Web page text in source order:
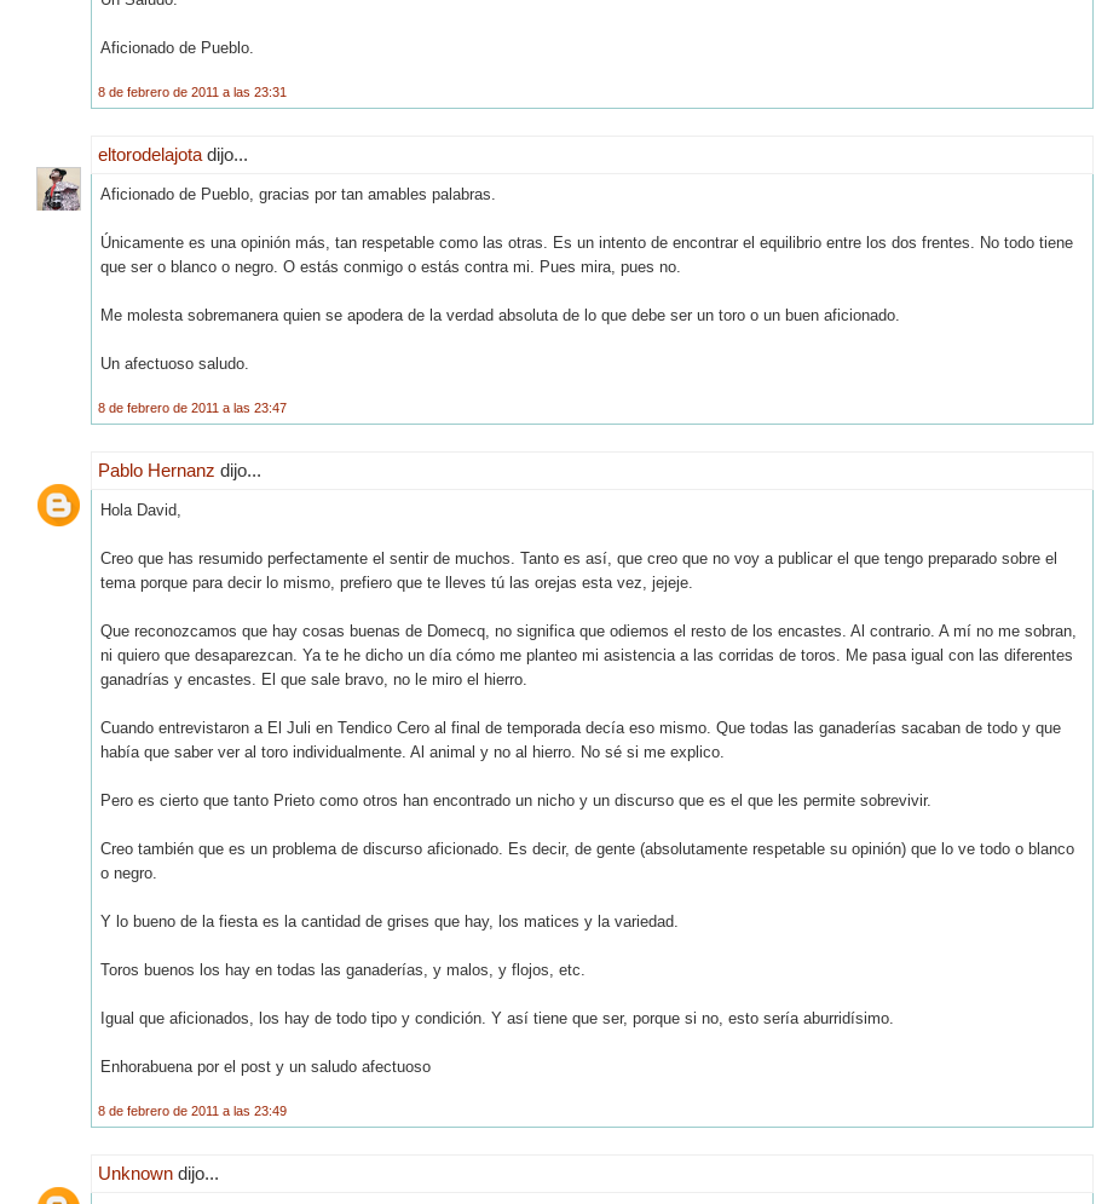
Aficionado de Pueblo.
8 de febrero de 2011 a las 23:31
eltorodelajota dijo...
Aficionado de Pueblo, gracias por tan amables palabras.
Únicamente es una opinión más, tan respetable como las otras. Es un intento de encontrar el equilibrio entre los dos frentes. No todo tiene
que ser o blanco o negro. O estás conmigo o estás contra mi. Pues mira, pues no.
Me molesta sobremanera quien se apodera de la verdad absoluta de lo que debe ser un toro o un buen aficionado.
Un afectuoso saludo.
8 de febrero de 2011 a las 23:47
Pablo Hernanz dijo...
Hola David,
Creo que has resumido perfectamente el sentir de muchos. Tanto es así, que creo que no voy a publicar el que tengo preparado sobre el
tema porque para decir lo mismo, prefiero que te lleves tú las orejas esta vez, jejeje.
Que reconozcamos que hay cosas buenas de Domecq, no significa que odiemos el resto de los encastes. Al contrario. A mí no me sobran,
ni quiero que desaparezcan. Ya te he dicho un día cómo me planteo mi asistencia a las corridas de toros. Me pasa igual con las diferentes
ganadrías y encastes. El que sale bravo, no le miro el hierro.
Cuando entrevistaron a El Juli en Tendico Cero al final de temporada decía eso mismo. Que todas las ganaderías sacaban de todo y que
había que saber ver al toro individualmente. Al animal y no al hierro. No sé si me explico.
Pero es cierto que tanto Prieto como otros han encontrado un nicho y un discurso que es el que les permite sobrevivir.
Creo también que es un problema de discurso aficionado. Es decir, de gente (absolutamente respetable su opinión) que lo ve todo o blanco
o negro.
Y lo bueno de la fiesta es la cantidad de grises que hay, los matices y la variedad.
Toros buenos los hay en todas las ganaderías, y malos, y flojos, etc.
Igual que aficionados, los hay de todo tipo y condición. Y así tiene que ser, porque si no, esto sería aburridísimo.
Enhorabuena por el post y un saludo afectuoso
8 de febrero de 2011 a las 23:49
Unknown dijo...